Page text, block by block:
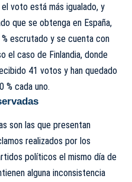
voto está más igualado, y
que se obtenga en España,
escrutado y se cuenta con
el caso de Finlandia, donde
41 votos y han quedado
% cada uno.
son las que presentan
realizados por los
políticos el mismo día de
alguna inconsistencia